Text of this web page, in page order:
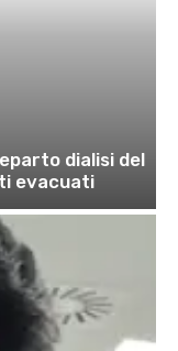
dialisi del
evacuati